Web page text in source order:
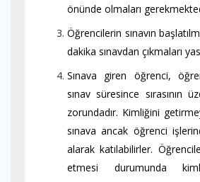
önünde olmaları
Öğrencilerin sınavın
dakika sınavdan çıkmaları
Sınava giren öğrenci,
sınav süresince sırasının
zorundadır. Kimliğini
sınava ancak öğrenci
alarak katılabilirler.
etmesi durumunda